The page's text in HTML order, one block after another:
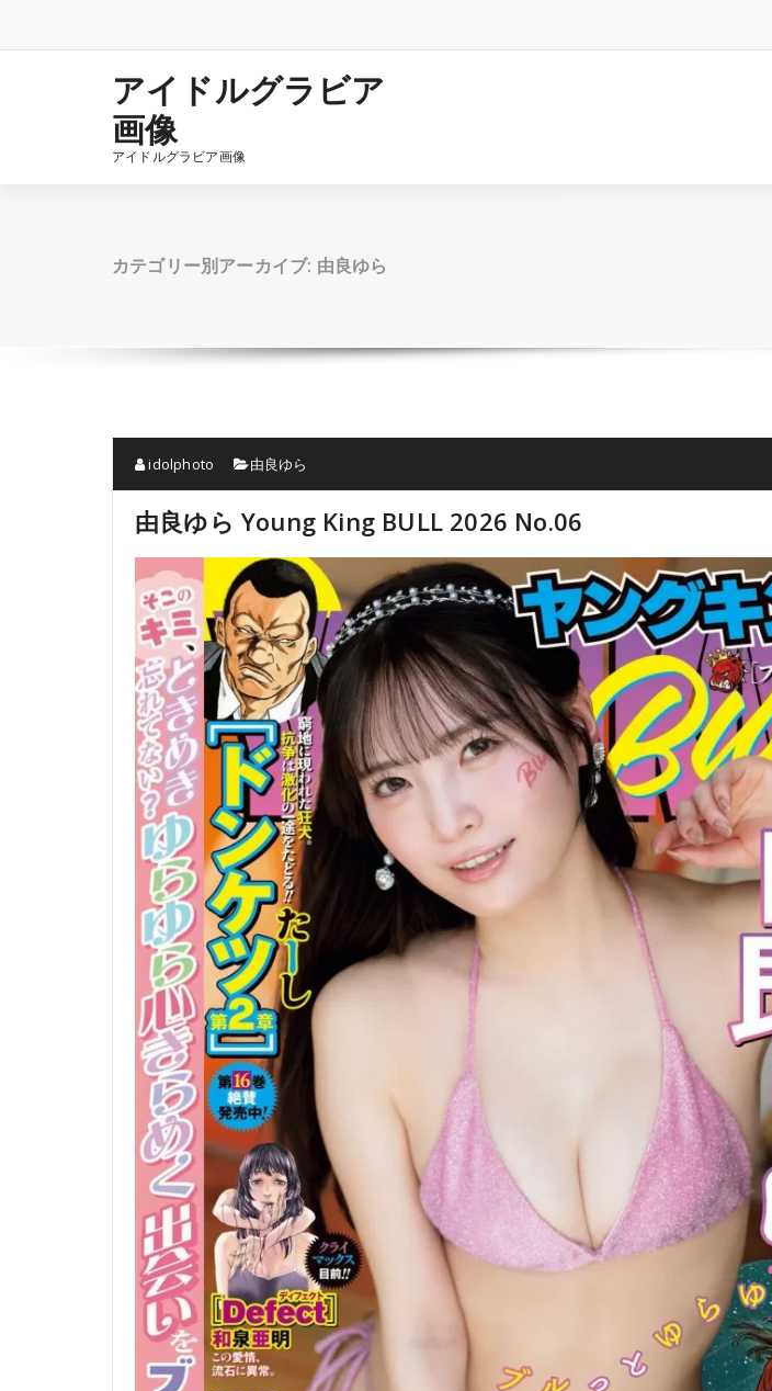
テ
アイドルグラビア
画像
アイドルグラビア画像
カテゴリー別アーカイブ: 由良ゆら
idolphoto 由良ゆら
由良ゆら Young King BULL 2026 No.06